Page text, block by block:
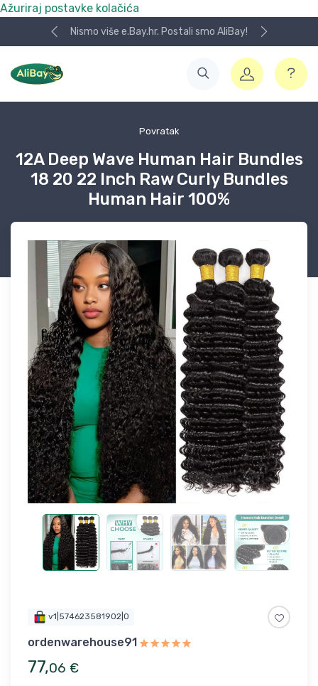
Ažuriraj postavke kolačića
Nismo više e.Bay.hr. Postali smo AliBay!
Povratak
12A Deep Wave Human Hair Bundles
18 20 22 Inch Raw Curly Bundles
Human Hair 100%
v1|574623581902|0
ordenwarehouse91
77,06 €